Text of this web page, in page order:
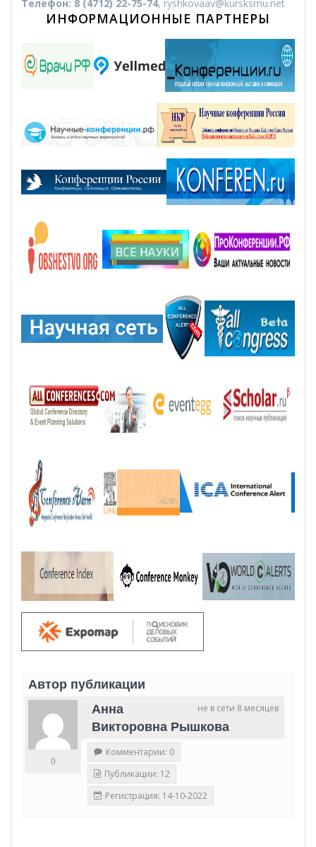
Телефон: 8 (4712) 22-75-74, ryshkovaav@kursksmu.net
ИНФОРМАЦИОННЫЕ ПАРТНЕРЫ
Автор публикации
не в сети 8 месяцев
Анна
Викторовна Рышкова
0
Комментарии: 0
Публикации: 12
Регистрация: 14-10-2022